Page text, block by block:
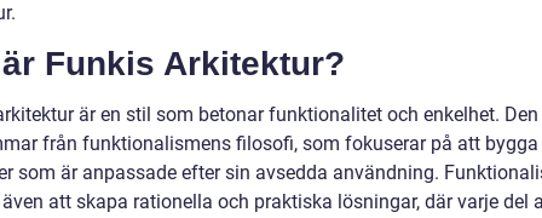
Funkis Arkitektur?
är en stil som betonar funktionalitet och enkelhet. Den
från funktionalismens filosofi, som fokuserar på att bygga
som är anpassade efter sin avsedda användning.
att skapa rationella och praktiska lösningar, där varje del